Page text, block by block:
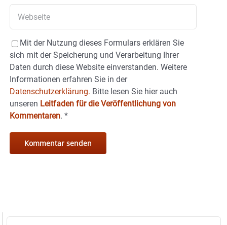
Mit der Nutzung dieses Formulars erklären Sie
sich mit der Speicherung und Verarbeitung Ihrer
Daten durch diese Website einverstanden. Weitere
Informationen erfahren Sie in der
Datenschutzerklärung. Bitte lesen Sie hier auch
unseren Leitfaden für die Veröffentlichung von
Kommentaren. *